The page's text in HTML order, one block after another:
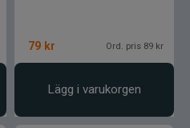
79 kr Ord. pris 89 kr
Lägg i varukorgen